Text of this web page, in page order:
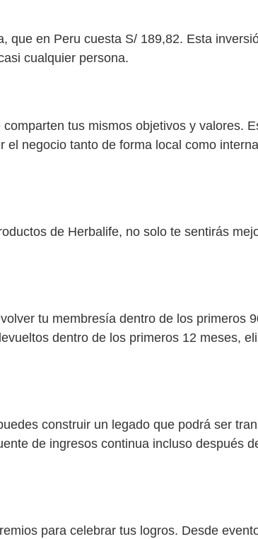
que en Peru cuesta S/ 189,82. Esta
cualquier persona.
tus mismos objetivos y valores.
negocio tanto de forma local como
de Herbalife, no solo te sentirás
tu membresía dentro de los primeros
dentro de los primeros 12 meses,
construir un legado que podrá ser
de ingresos continua incluso después
para celebrar tus logros. Desde